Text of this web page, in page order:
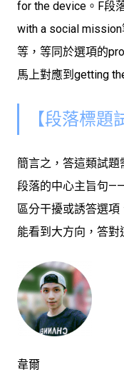
for the device。F段
with a social
等，等同於選項的
馬上對應到getting
【段落標題
簡言之，答這類試題
段落的中心主旨句
區分干擾或誘答選
能看到大方向，答
韋爾